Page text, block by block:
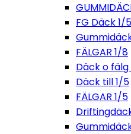
FG Däck 1/5
FÄLGAR 1/8
Däck o fälg
Däck till 1/5
FÄLGAR 1/5